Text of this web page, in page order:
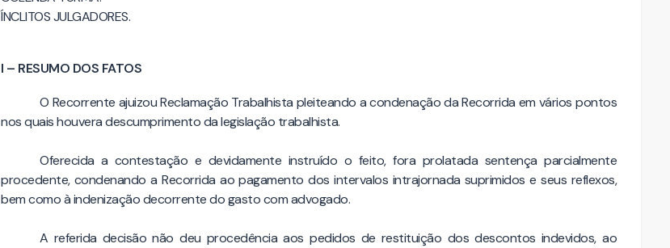
ÍNCLITOS JULGADORES.
I – RESUMO DOS FATOS
O Recorrente ajuizou Reclamação Trabalhista pleiteando a condenação da Recorrida em vários pontos
nos quais houvera descumprimento da legislação trabalhista.
Oferecida a contestação e devidamente instruído o feito, fora prolatada sentença parcialmente
procedente, condenando a Recorrida ao pagamento dos intervalos intrajornada suprimidos e seus reflexos,
bem como à indenização decorrente do gasto com advogado.
A referida decisão não deu procedência aos pedidos de restituição dos descontos indevidos, ao